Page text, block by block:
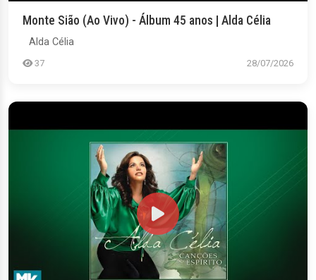
Monte Sião (Ao Vivo) - Álbum 45 anos | Alda Célia
Alda Célia
37 28/07/2026